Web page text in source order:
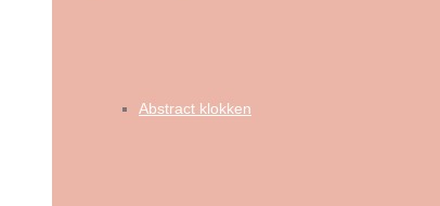
Abstract klokken